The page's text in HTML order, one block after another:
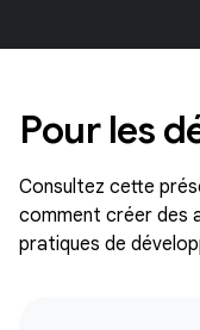
Pour les
Consultez cette
comment créer des
pratiques de